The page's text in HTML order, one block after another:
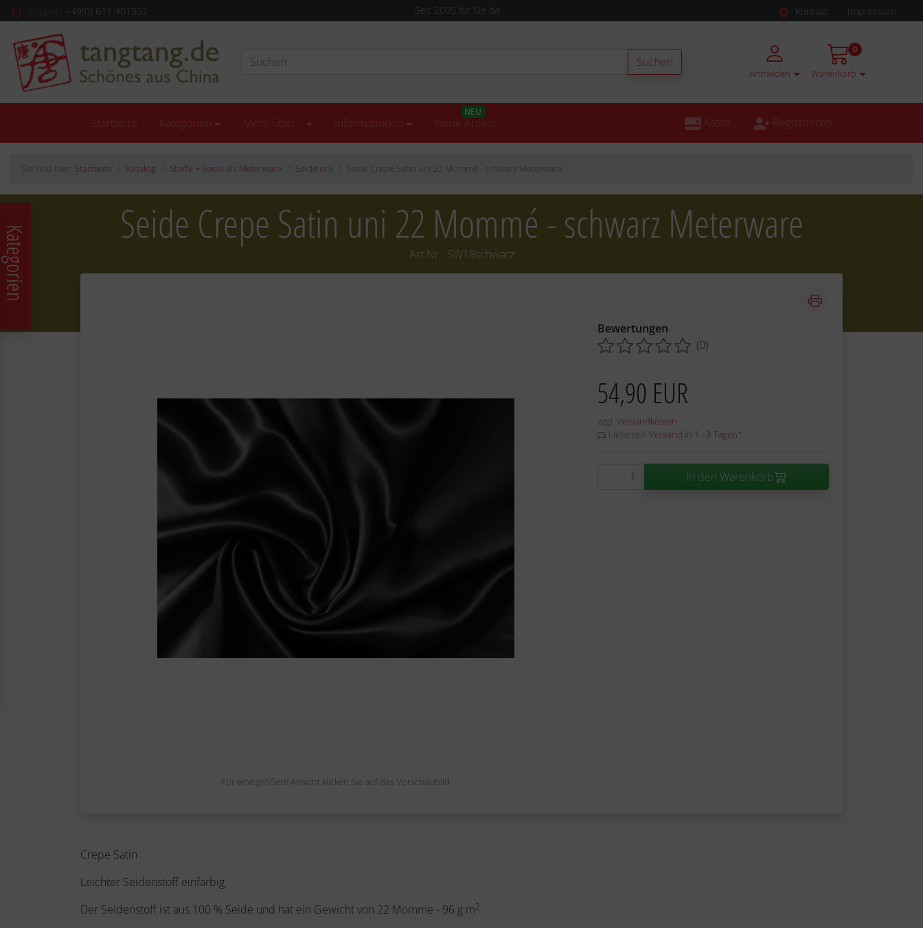
+49(0) 611 401302 Seit 2005 für Sie da Kontakt Impressum
Suchen
Anmelden Warenkorb
0
Startseite Kategorien Mehr über... Informationen Neue Artikel
NEU
Kasse Registrieren
Sie sind hier: Startseite Katalog Stoffe + Seide als Meterware Seide uni Seide Crepe Satin uni 22 Mommé - schwarz Meterware
Seide Crepe Satin uni 22 Mommé - schwarz Meterware
Art.Nr.: SW18schwarz
Für eine größere Ansicht klicken Sie auf das Vorschaubild
Bewertungen
(0)
54,90 EUR
zzgl.Versandkosten
Lieferzeit:Versand in 1 - 3 Tagen *
In den Warenkorb
Crepe Satin
Leichter Seidenstoff einfarbig
Der Seidenstoff ist aus 100 % Seide und hat ein Gewicht von 22 Momme - 96 g m2
Kategorien